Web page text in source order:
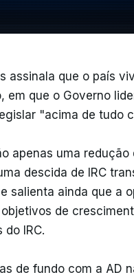
assinala que o país
que o Governo
"acima de tudo
apenas uma redução
descida de IRC
salienta ainda que a
de
IRC.
de fundo com a AD